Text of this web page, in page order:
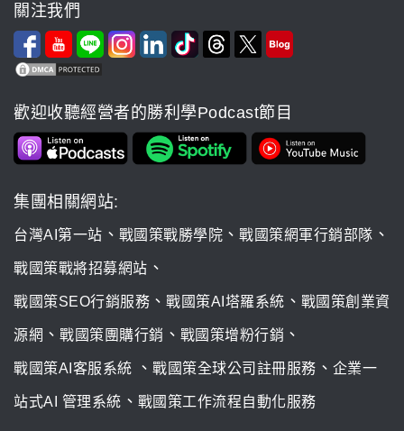
關注我們
歡迎收聽經營者的勝利學Podcast節目
集團相關網站:
台灣AI第一站 、 戰國策戰勝學院 、 戰國策網軍行銷部隊 、
戰國策戰將招募網站 、
戰國策SEO行銷服務 、 戰國策AI塔羅系統 、 戰國策創業資
源網 、 戰國策團購行銷 、 戰國策增粉行銷 、
戰國策AI客服系統 、 戰國策全球公司註冊服務 、 企業一
站式AI 管理系統 、 戰國策工作流程自動化服務